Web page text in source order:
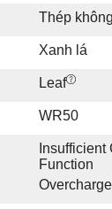
Thép
Xanh lá
Leaf
WR50
Insufficient
Function